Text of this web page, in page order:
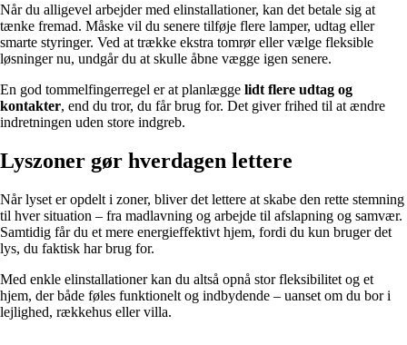
Når du alligevel arbejder med elinstallationer, kan det betale sig at
tænke fremad. Måske vil du senere tilføje flere lamper, udtag eller
smarte styringer. Ved at trække ekstra tomrør eller vælge fleksible
løsninger nu, undgår du at skulle åbne vægge igen senere.
En god tommelfingerregel er at planlægge lidt flere udtag og
kontakter, end du tror, du får brug for. Det giver frihed til at ændre
indretningen uden store indgreb.
Lyszoner gør hverdagen lettere
Når lyset er opdelt i zoner, bliver det lettere at skabe den rette stemning
til hver situation – fra madlavning og arbejde til afslapning og samvær.
Samtidig får du et mere energieffektivt hjem, fordi du kun bruger det
lys, du faktisk har brug for.
Med enkle elinstallationer kan du altså opnå stor fleksibilitet og et
hjem, der både føles funktionelt og indbydende – uanset om du bor i
lejlighed, rækkehus eller villa.